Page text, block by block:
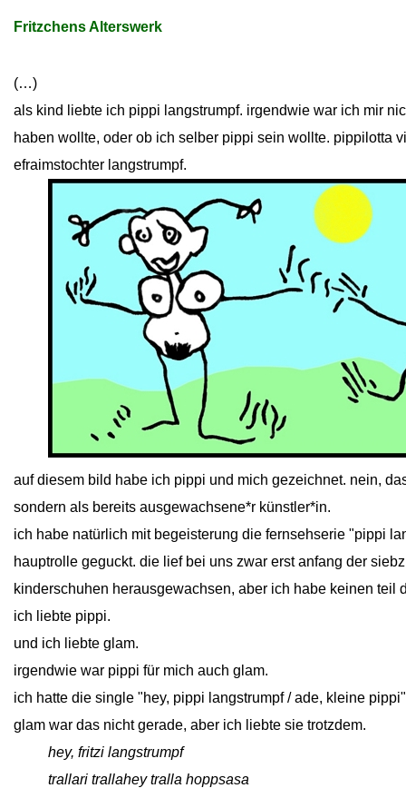
Fritzchens Alterswerk
(…)
als kind liebte ich pippi langstrumpf. irgendwie war ich mir
haben wollte, oder ob ich selber pippi sein wollte. pippilotta
efraimstochter langstrumpf.
auf diesem bild habe ich pippi und mich gezeichnet. nein,
sondern als bereits ausgewachsene*r künstler*in.
ich habe natürlich mit begeisterung die fernsehserie "pippi
hauptrolle geguckt. die lief bei uns zwar erst anfang der
kinderschuhen herausgewachsen, aber ich habe keinen teil
ich liebte pippi.
und ich liebte glam.
irgendwie war pippi für mich auch glam.
ich hatte die single "hey, pippi langstrumpf / ade, kleine
glam war das nicht gerade, aber ich liebte sie trotzdem.
hey, fritzi langstrumpf
trallari trallahey tralla hoppsasa